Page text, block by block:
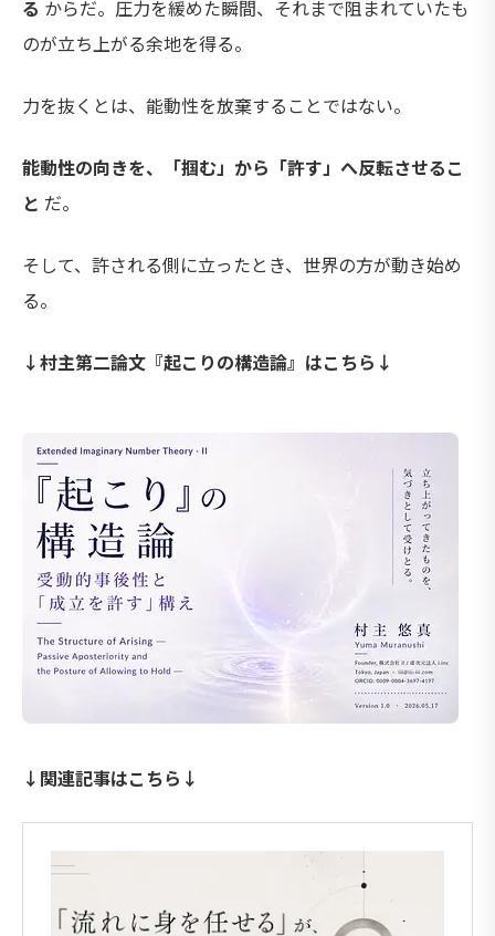
る からだ。圧力を緩めた瞬間、それまで阻まれていたも
のが立ち上がる余地を得る。
力を抜くとは、能動性を放棄することではない。
能動性の向きを、「掴む」から「許す」へ反転させるこ
と だ。
そして、許される側に立ったとき、世界の方が動き始め
る。
↓村主第二論文『起こりの構造論』はこちら↓
↓関連記事はこちら↓